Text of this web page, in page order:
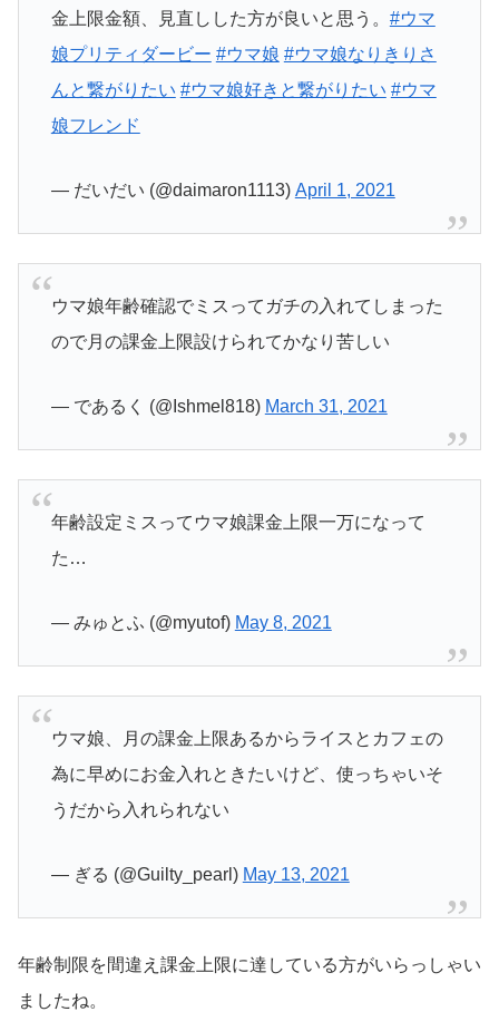
金上限金額、見直しした方が良いと思う。 #ウマ
娘プリティダービー #ウマ娘 #ウマ娘なりきりさ
んと繋がりたい #ウマ娘好きと繋がりたい #ウマ
娘フレンド
— だいだい (@daimaron1113) April 1, 2021
ウマ娘年齢確認でミスってガチの入れてしまった
ので月の課金上限設けられてかなり苦しい
— であるく (@Ishmel818) March 31, 2021
年齢設定ミスってウマ娘課金上限一万になって
た…
— みゅとふ (@myutof) May 8, 2021
ウマ娘、月の課金上限あるからライスとカフェの
為に早めにお金入れときたいけど、使っちゃいそ
うだから入れられない
— ぎる (@Guilty_pearl) May 13, 2021
年齢制限を間違え課金上限に達している方がいらっしゃい
ましたね。